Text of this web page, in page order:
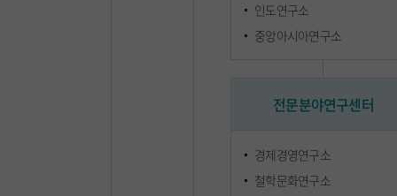
인도연구소
중앙아시아연구소
전문분야연구센터
경제경영연구소
철학문화연구소